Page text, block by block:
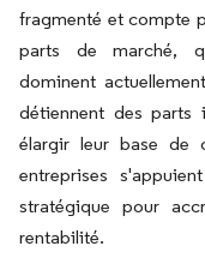
fragmenté et compte
parts de marché,
dominent
détiennent des parts
élargir leur base de
entreprises
stratégique pour
rentabilité.